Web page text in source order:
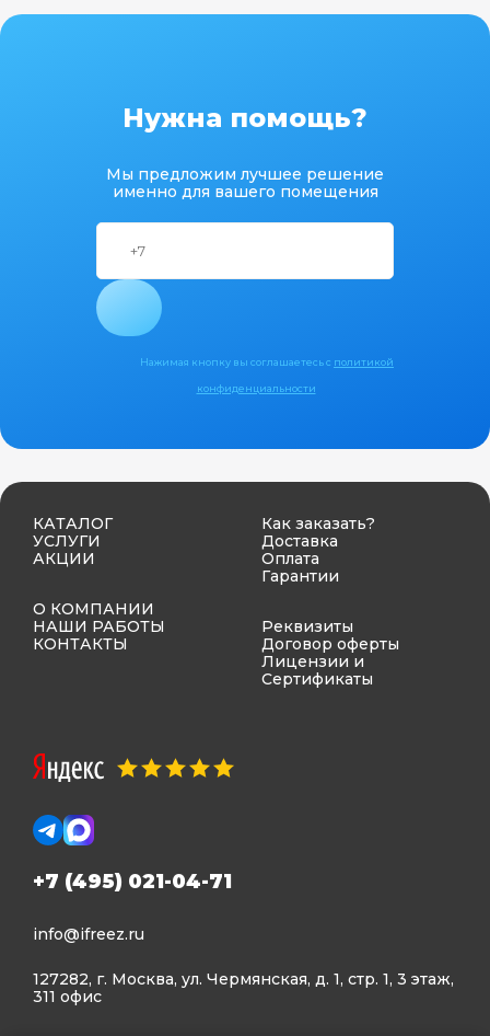
Нужна помощь?
Мы предложим лучшее решение
именно для вашего помещения
Нажимая кнопку вы соглашаетесь с политикой
конфиденциальности
КАТАЛОГ
УСЛУГИ
АКЦИИ
О КОМПАНИИ
НАШИ РАБОТЫ
КОНТАКТЫ
Как заказать?
Доставка
Оплата
Гарантии
Реквизиты
Договор оферты
Лицензии и
Сертификаты
+7 (495) 021-04-71
info@ifreez.ru
127282, г. Москва, ул. Чермянская, д. 1, стр. 1, 3 этаж,
311 офис